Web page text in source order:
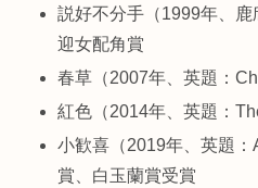
説好不分手（1999年、
迎女配角賞
春草（2007年、英題：
紅色（2014年、英題：
小歓喜（2019年、英題
賞、白玉蘭賞受賞